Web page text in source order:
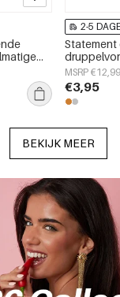
2-5
Statement
MSRP €12,99
€3,95
BEKIJK MEER